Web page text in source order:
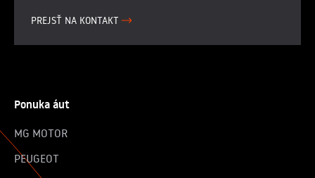
PREJSŤ NA KONTAKT
Ponuka áut
MG MOTOR
PEUGEOT